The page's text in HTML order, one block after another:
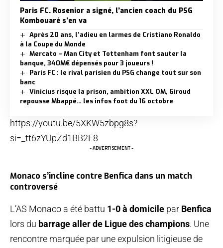
Paris FC. Rosenior a signé, l’ancien coach du PSG
Kombouaré s’en va
Après 20 ans, l’adieu en larmes de Cristiano Ronaldo
à la Coupe du Monde
Mercato – Man City et Tottenham font sauter la
banque, 340M€ dépensés pour 3 joueurs !
Paris FC : le rival parisien du PSG change tout sur son
banc
Vinicius risque la prison, ambition XXL OM, Giroud
repousse Mbappé… les infos foot du 16 octobre
https://youtu.be/5XKW5zbpg8s?
si=_tt6zYUpZd1BB2F8
- ADVERTISEMENT -
Monaco s’incline contre Benfica dans un match
controversé
L’AS Monaco a été battu 1-0 à domicile par Benfica
lors du barrage aller de Ligue des champions. Une
rencontre marquée par une expulsion litigieuse de